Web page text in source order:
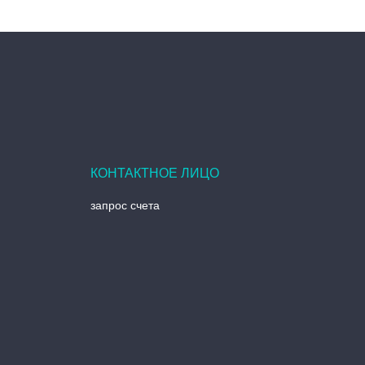
запрос счета